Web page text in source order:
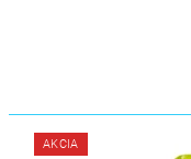
AKCIA